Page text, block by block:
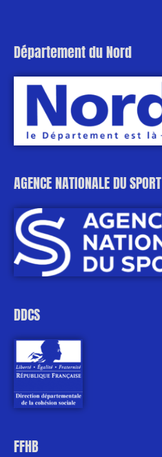
Département du Nord
AGENCE NATIONALE DU SPORT
DDCS
FFHB